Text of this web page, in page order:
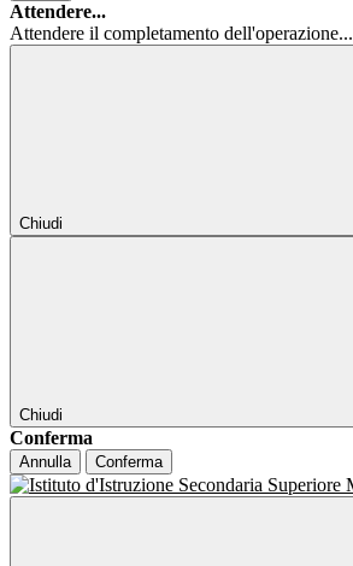
Attendere...
Attendere il completamento dell'operazione...
Chiudi
Chiudi
Conferma
Annulla Conferma